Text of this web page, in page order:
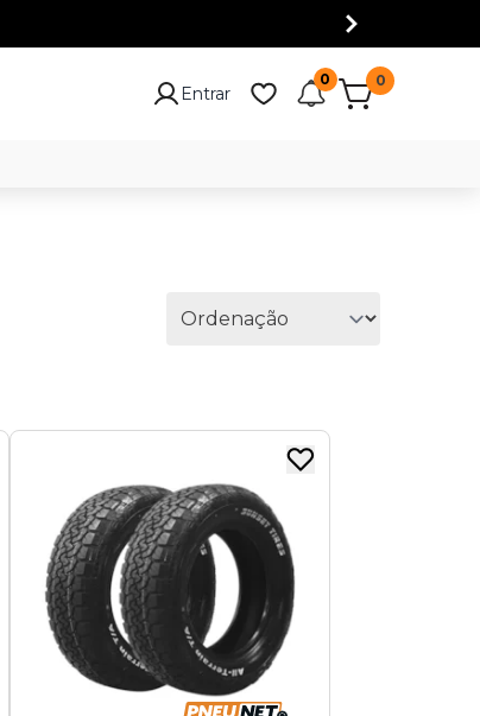
Entrar
0 0